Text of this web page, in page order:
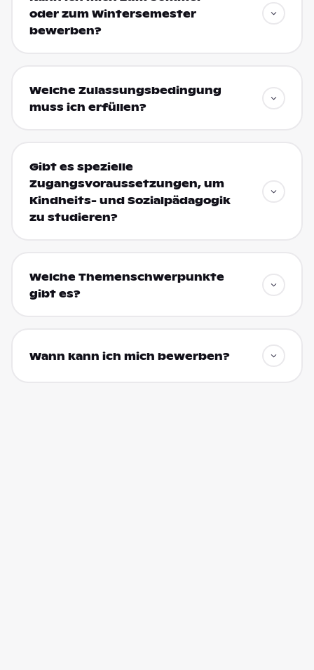
oder zum Wintersemester
bewerben?
Welche Zulassungsbedingung
muss ich erfüllen?
Gibt es spezielle
Zugangsvoraussetzungen, um
Kindheits- und Sozialpädagogik
zu studieren?
Welche Themenschwerpunkte
gibt es?
Wann kann ich mich bewerben?